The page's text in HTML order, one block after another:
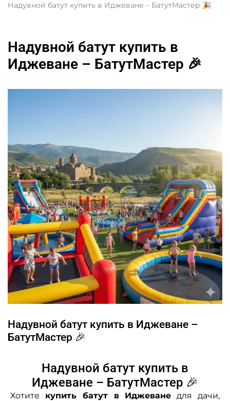
Надувной батут купить в Иджеване – БатутМастер 🎉
Надувной батут купить в
Иджеване – БатутМастер 🎉
Надувной батут купить в Иджеване –
БатутМастер 🎉
Надувной батут купить в
Иджеване – БатутМастер 🎉
Хотите купить батут в Иджеване для дачи,